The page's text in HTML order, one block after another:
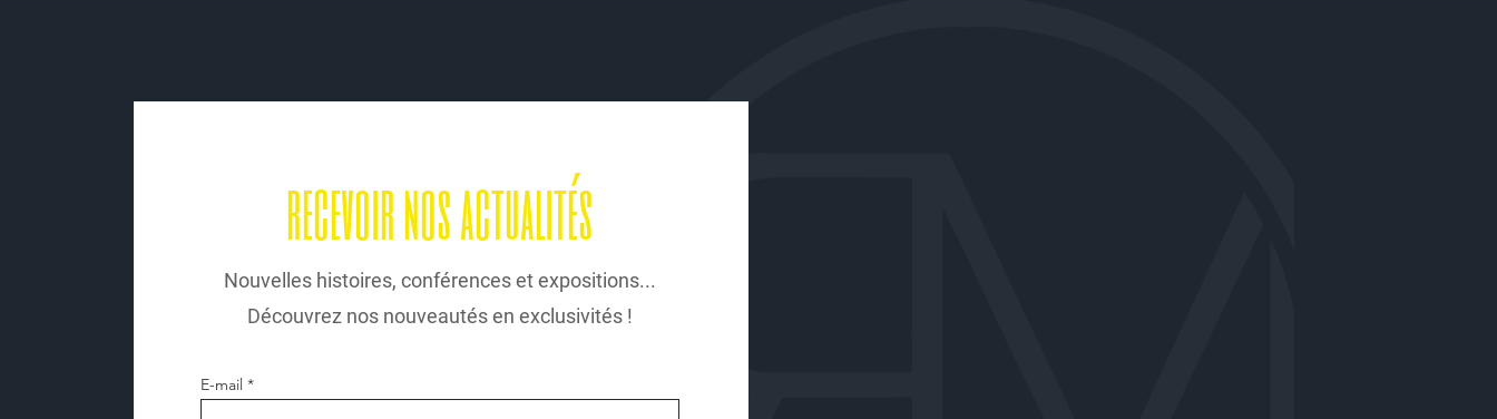
recevoir nos actualités
Nouvelles histoires, conférences et expositions...
Découvrez nos nouveautés en exclusivités !
E-mail